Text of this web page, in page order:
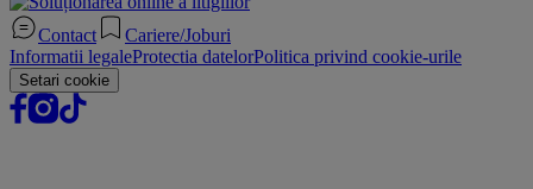
Contact
Cariere/Joburi
Informatii legaleProtectia datelorPolitica privind cookie-urile
Setari cookie